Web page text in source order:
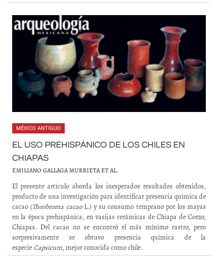
MÉXICO ANTIGUO
EL USO PREHISPÁNICO DE LOS CHILES EN
CHIAPAS
EMILIANO GALLAGA MURRIETA ET AL.
El presente artículo aborda los inesperados resultados obtenidos,
producto de una investigación para identificar presencia química de
cacao (Theobroma cacaoL.) y su consumo temprano por los mayas
en la época prehispánica, en vasijas cerámicas de Chiapa de Corzo,
Chiapas. Del cacao no se encontró el más mínimo rastro, pero
sorpresivamente se obtuvo presencia química de la
especie Capsicum, mejor conocida como chile.